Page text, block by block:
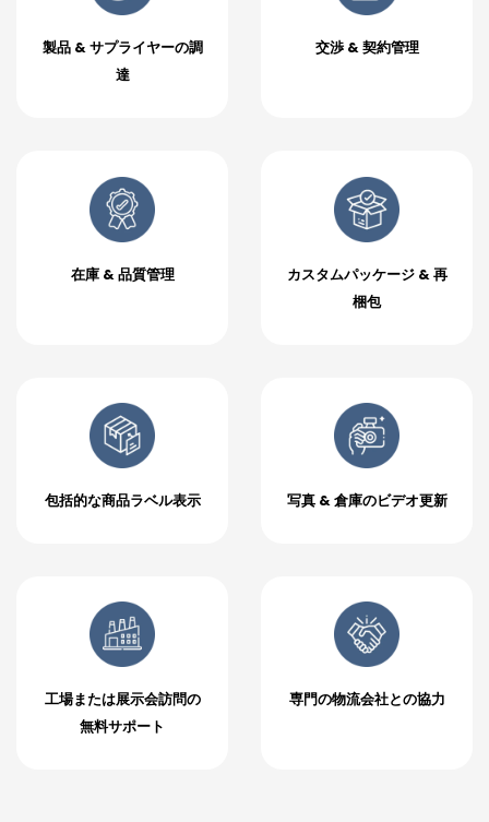
製品 & サプライヤーの調
達
交渉 & 契約管理
在庫 & 品質管理
カスタムパッケージ & 再
梱包
包括的な商品ラベル表示 写真 & 倉庫のビデオ更新
工場または展示会訪問の
無料サポート
専門の物流会社との協力